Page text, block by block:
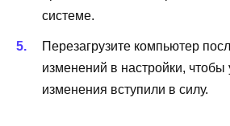
системе.
Перезагрузите компьютер
изменений в настройки, чтобы
изменения вступили в силу.